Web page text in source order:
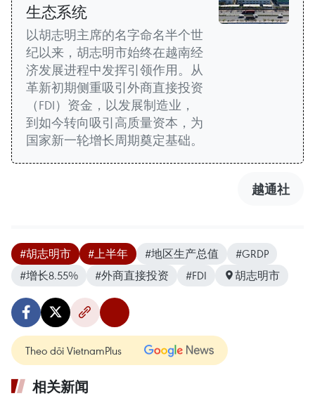
生态系统
以胡志明主席的名字命名半个世
纪以来，胡志明市始终在越南经
济发展进程中发挥引领作用。从
革新初期侧重吸引外商直接投资
（FDI）资金，以发展制造业，
到如今转向吸引高质量资本，为
国家新一轮增长周期奠定基础。
越通社
#胡志明市 #上半年 #地区生产总值
#GRDP
#增长8.55%
#外商直接投资 #FDI 胡志明市
Theo dõi VietnamPlus
相关新闻